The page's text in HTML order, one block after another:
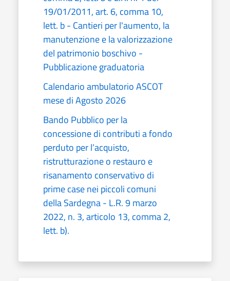
19/01/2011, art. 6, comma 10,
lett. b - Cantieri per l'aumento, la
manutenzione e la valorizzazione
del patrimonio boschivo -
Pubblicazione graduatoria
Calendario ambulatorio ASCOT
mese di Agosto 2026
Bando Pubblico per la
concessione di contributi a fondo
perduto per l’acquisto,
ristrutturazione o restauro e
risanamento conservativo di
prime case nei piccoli comuni
della Sardegna - L.R. 9 marzo
2022, n. 3, articolo 13, comma 2,
lett. b).